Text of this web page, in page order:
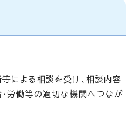
による相談を受け、相談内容
・労働等の適切な機関へつなが